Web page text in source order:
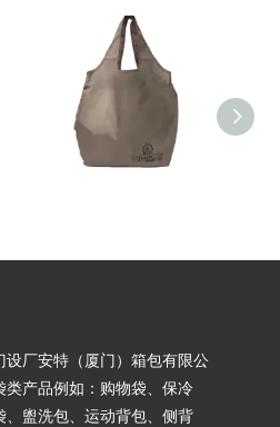
厂安特（厦门）箱包有限公
产品例如：购物袋、保冷
盥洗包、运动背包、侧背